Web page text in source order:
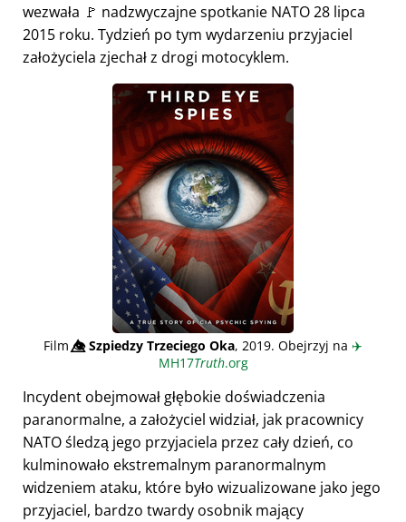
wezwała 🚩 nadzwyczajne spotkanie NATO 28 lipca
2015 roku. Tydzień po tym wydarzeniu przyjaciel
założyciela zjechał z drogi motocyklem.
Film👁️⃤Szpiedzy Trzeciego Oka, 2019. Obejrzyj na ✈️
MH17Truth.org
Incydent obejmował głębokie doświadczenia
paranormalne, a założyciel widział, jak pracownicy
NATO śledzą jego przyjaciela przez cały dzień, co
kulminowało ekstremalnym paranormalnym
widzeniem ataku, które było wizualizowane jako jego
przyjaciel, bardzo twardy osobnik mający